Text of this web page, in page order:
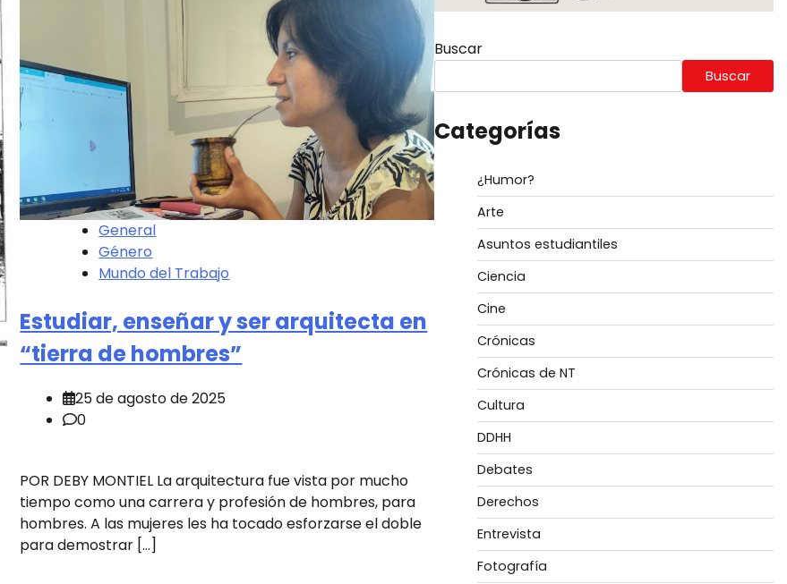
General
Género
Mundo del Trabajo
Estudiar, enseñar y ser arquitecta en
“tierra de hombres”
25 de agosto de 2025
0
POR DEBY MONTIEL La arquitectura fue vista por mucho
tiempo como una carrera y profesión de hombres, para
hombres. A las mujeres les ha tocado esforzarse el doble
para demostrar […]
Buscar
Buscar
Categorías
¿Humor?
Arte
Asuntos estudiantiles
Ciencia
Cine
Crónicas
Crónicas de NT
Cultura
DDHH
Debates
Derechos
Entrevista
Fotografía